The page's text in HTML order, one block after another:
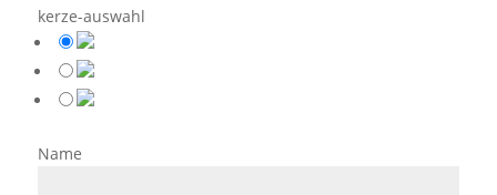
kerze-auswahl
Name